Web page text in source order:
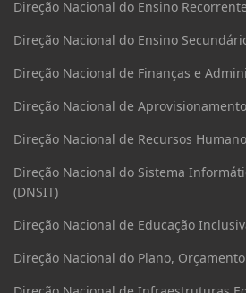
Direção Nacional do Ensino Recorrente
Direção Nacional do Ensino
Direção Nacional de Finanças e
Direção Nacional de Aprovisionamento
Direção Nacional de Recursos
Direção Nacional do Sistema
(DNSIT)
Direção Nacional de Educação
Direção Nacional do Plano,